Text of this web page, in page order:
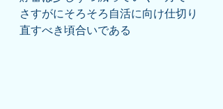
さすがにそろそろ自活に向け仕切り
直すべき頃合いである